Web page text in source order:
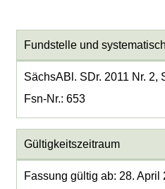
Fundstelle und
SächsABl. SDr. 2011 Nr. 2,
Fsn-Nr.: 653
Gültigkeitszeitraum
Fassung gültig ab: 28. April